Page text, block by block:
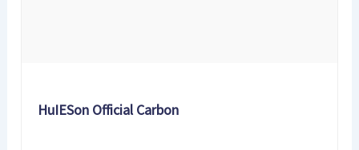
HuIESon Official Carbon